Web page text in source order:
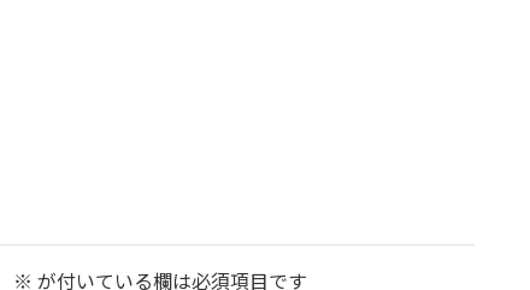
※ が付いている欄は必須項目です